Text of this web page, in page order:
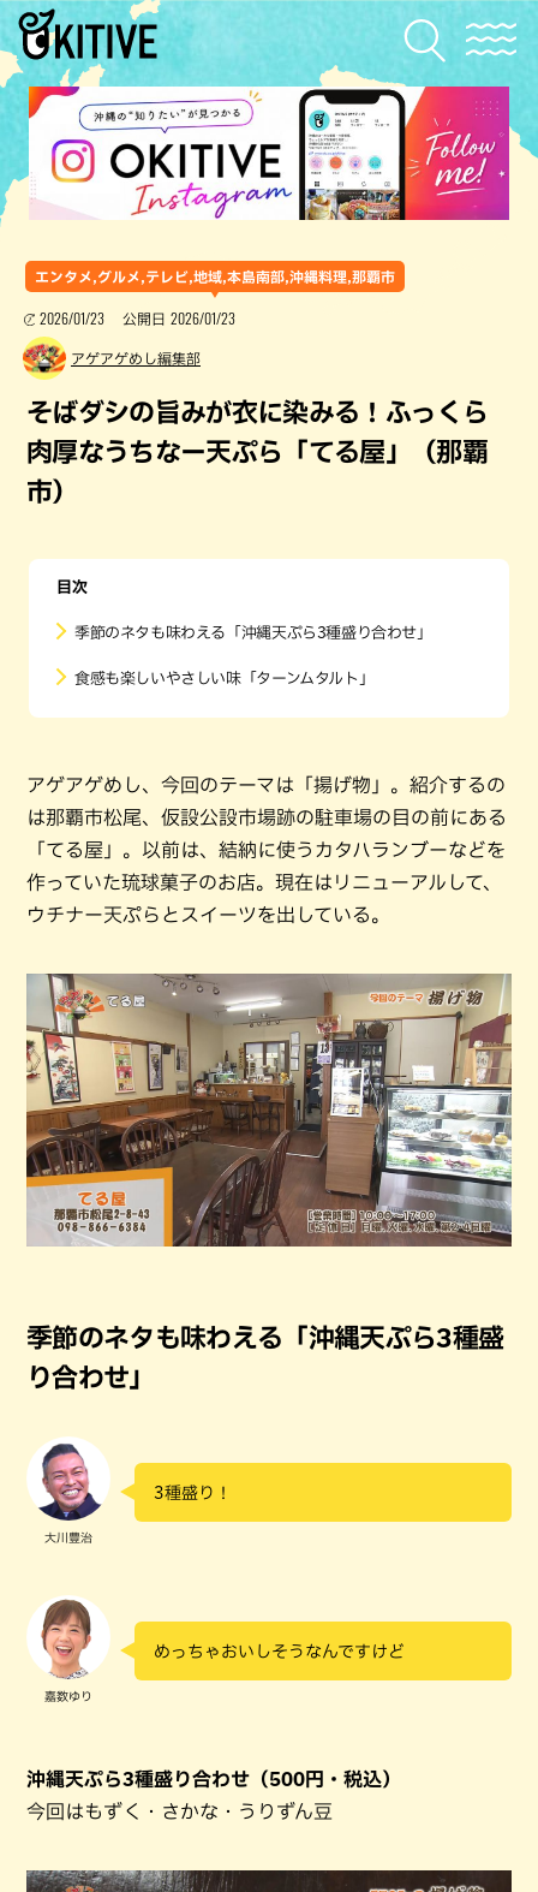
エンタメ,グルメ,テレビ,地域,本島南部,沖縄料理,那覇市
2026/01/23 公開日 2026/01/23
アゲアゲめし編集部
そばダシの旨みが衣に染みる！ふっくら
肉厚なうちなー天ぷら「てる屋」（那覇
市）
目次
季節のネタも味わえる「沖縄天ぷら3種盛り合わせ」
食感も楽しいやさしい味「ターンムタルト」
アゲアゲめし、今回のテーマは「揚げ物」。紹介するの
は那覇市松尾、仮設公設市場跡の駐車場の目の前にある
「てる屋」。以前は、結納に使うカタハランブーなどを
作っていた琉球菓子のお店。現在はリニューアルして、
ウチナー天ぷらとスイーツを出している。
季節のネタも味わえる「沖縄天ぷら3種盛
り合わせ」
大川豊治
3種盛り！
嘉数ゆり
めっちゃおいしそうなんですけど
沖縄天ぷら3種盛り合わせ（500円・税込）
今回はもずく・さかな・うりずん豆